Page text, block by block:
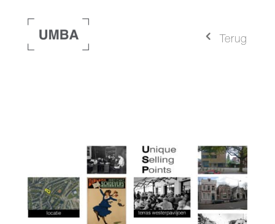
4 Terug